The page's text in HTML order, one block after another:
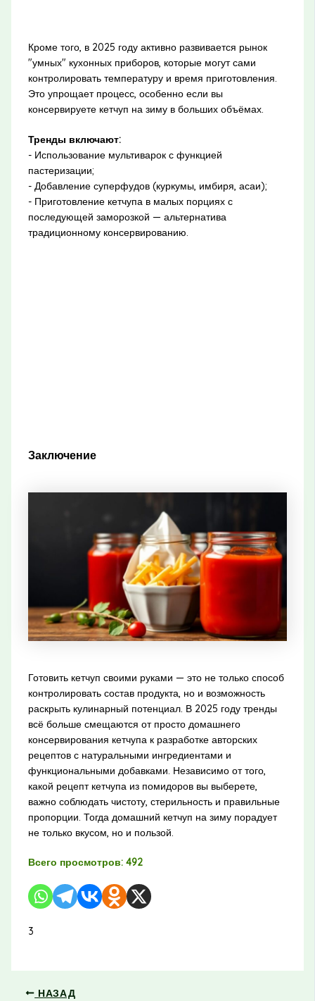
Кроме того, в 2025 году активно развивается рынок
"умных" кухонных приборов, которые могут сами
контролировать температуру и время приготовления.
Это упрощает процесс, особенно если вы
консервируете кетчуп на зиму в больших объёмах.
Тренды включают:
- Использование мультиварок с функцией
пастеризации;
- Добавление суперфудов (куркумы, имбиря, асаи);
- Приготовление кетчупа в малых порциях с
последующей заморозкой — альтернатива
традиционному консервированию.
Заключение
Готовить кетчуп своими руками — это не только способ
контролировать состав продукта, но и возможность
раскрыть кулинарный потенциал. В 2025 году тренды
всё больше смещаются от просто домашнего
консервирования кетчупа к разработке авторских
рецептов с натуральными ингредиентами и
функциональными добавками. Независимо от того,
какой рецепт кетчупа из помидоров вы выберете,
важно соблюдать чистоту, стерильность и правильные
пропорции. Тогда домашний кетчуп на зиму порадует
не только вкусом, но и пользой.
Всего просмотров: 492
3
НАЗАД